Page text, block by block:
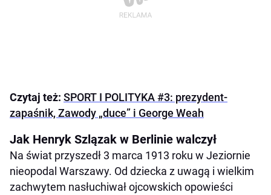
Czytaj też: SPORT I POLITYKA #3: prezydent-
zapaśnik, Zawody „duce” i George Weah
Jak Henryk Szlązak w Berlinie walczył
Na świat przyszedł 3 marca 1913 roku w Jeziornie
nieopodal Warszawy. Od dziecka z uwagą i wielkim
zachwytem nasłuchiwał ojcowskich opowieści